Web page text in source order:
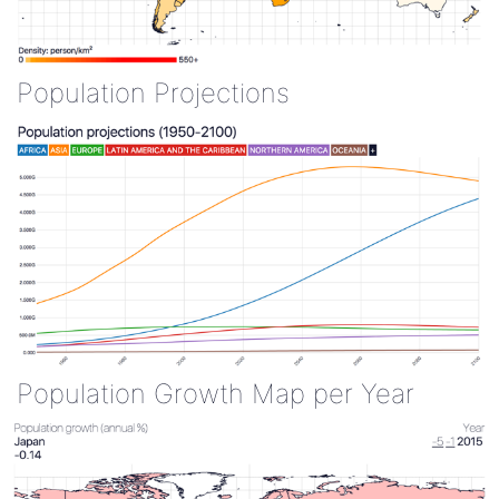
Population Projections
Population Growth Map per Year